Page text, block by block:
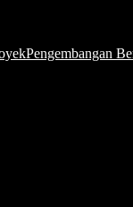
Pengembangan